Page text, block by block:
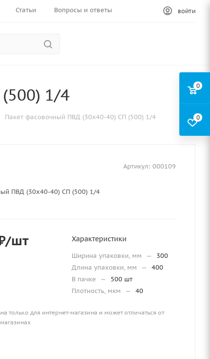
Статьи Вопросы и ответы ВОЙТИ
1/4
Пакет фасовочный ПВД (30х40-40) СП (500) 1/4
Артикул: 000109
ПВД (30х40-40) СП (500) 1/4
/шт Характеристики
Ширина упаковки, мм —
300
Длина упаковки, мм
—
400
В пачке
—
500 шт
Плотность, мкм
— 40
только для интернет-магазина и может отличаться от
0
0